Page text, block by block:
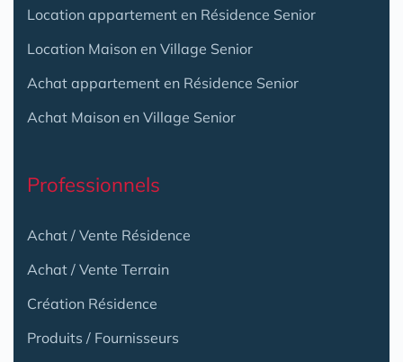
Location appartement en Résidence Senior
Location Maison en Village Senior
Achat appartement en Résidence Senior
Achat Maison en Village Senior
Professionnels
Achat / Vente Résidence
Achat / Vente Terrain
Création Résidence
Produits / Fournisseurs